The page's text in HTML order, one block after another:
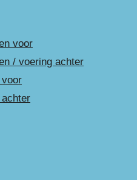
voor
/ voering achter
voor